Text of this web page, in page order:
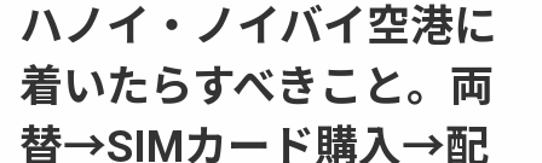
ハノイ・ノイバイ空港に
着いたらすべきこと。両
替→SIMカード購入→配